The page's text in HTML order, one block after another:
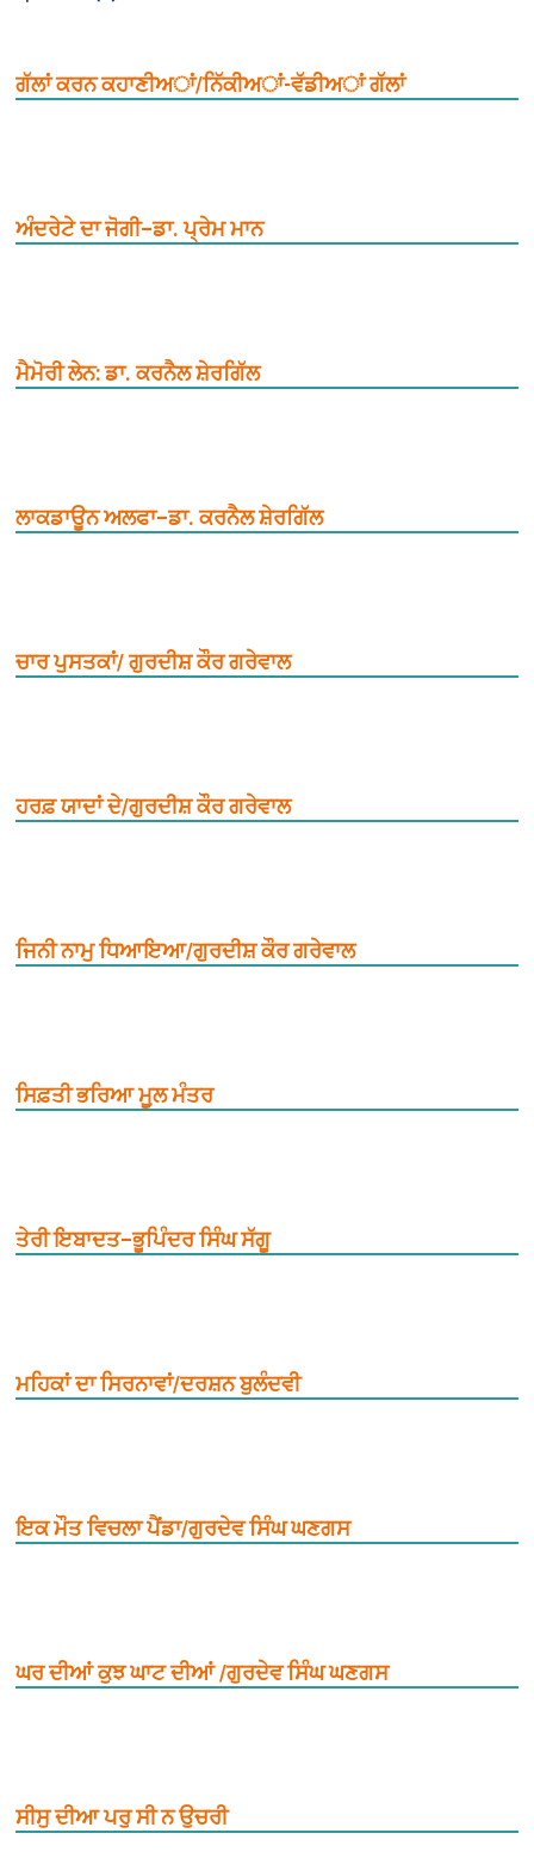
ਗੱਲਾਂ ਕਰਨ ਕਹਾਣੀਅਾਂ/ਨਿੱਕੀਅਾਂ-ਵੱਡੀਅਾਂ ਗੱਲਾਂ
ਅੰਦਰੇਟੇ ਦਾ ਜੋਗੀ–ਡਾ. ਪ੍ਰੇਮ ਮਾਨ
ਮੈਮੋਰੀ ਲੇਨ: ਡਾ. ਕਰਨੈਲ ਸ਼ੇਰਗਿੱਲ
ਲਾਕਡਾਊਨ ਅਲਫਾ–ਡਾ. ਕਰਨੈਲ ਸ਼ੇਰਗਿੱਲ
ਚਾਰ ਪੁਸਤਕਾਂ/ ਗੁਰਦੀਸ਼ ਕੌਰ ਗਰੇਵਾਲ
ਹਰਫ਼ ਯਾਦਾਂ ਦੇ/ਗੁਰਦੀਸ਼ ਕੌਰ ਗਰੇਵਾਲ
ਜਿਨੀ ਨਾਮੁ ਧਿਆਇਆ/ਗੁਰਦੀਸ਼ ਕੌਰ ਗਰੇਵਾਲ
ਸਿਫ਼ਤੀ ਭਰਿਆ ਮੂ਼ਲ ਮੰਤਰ
ਤੇਰੀ ਇਬਾਦਤ–ਭੂਪਿੰਦਰ ਸਿੰਘ ਸੱਗੂ
ਮਹਿਕਾਂ ਦਾ ਸਿਰਨਾਵਾਂ/ਦਰਸ਼ਨ ਬੁਲੰਦਵੀ
ਇਕ ਮੌਤ ਵਿਚਲਾ ਪੈਂਡਾ/ਗੁਰਦੇਵ ਸਿੰਘ ਘਣਗਸ
ਘਰ ਦੀਆਂ ਕੁਝ ਘਾਟ ਦੀਆਂ /ਗੁਰਦੇਵ ਸਿੰਘ ਘਣਗਸ
ਸੀਸੁ ਦੀਆ ਪਰੁ ਸੀ ਨ ਉਚਰੀ